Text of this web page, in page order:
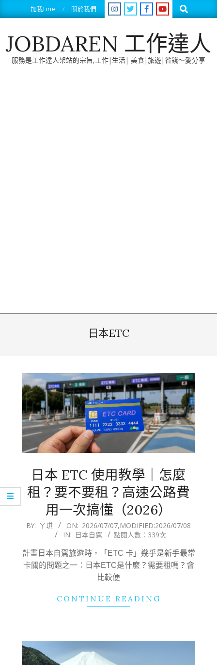
to
加我Line 關於我們 Search
JOBDAREN 工作達人
服務是工作達人架站的宗旨,工作|生活| 美食|旅遊|省錢～愛分享
日本ETC
日本 ETC 使用教學｜怎麼
租？要不要租？高速公路費
用一次搞懂（2026）
2026-
07
BY: ㄚ琪 ON: 2026/07/07,MODIFIED:2026/07/08
IN: 日本自駕 點閱人數：339次
計畫日本自駕旅遊時，「ETC 卡」幾乎是新手最常
卡關的問題之一：日本ETC是什麼？需要租嗎？會
比較便
CONTINUE READING